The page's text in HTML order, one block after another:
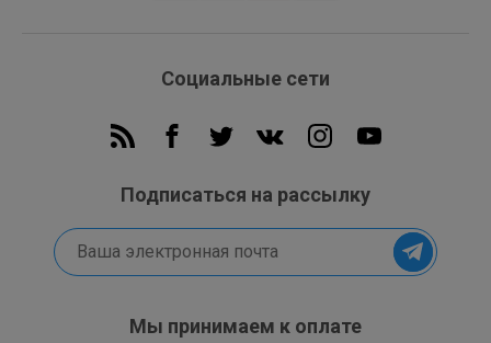
Социальные сети
Подписаться на рассылку
Мы принимаем к оплате